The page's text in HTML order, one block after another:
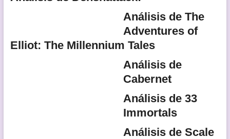
Análisis de The
Adventures of
Elliot: The Millennium Tales
Análisis de
Cabernet
Análisis de 33
Immortals
Análisis de Scale